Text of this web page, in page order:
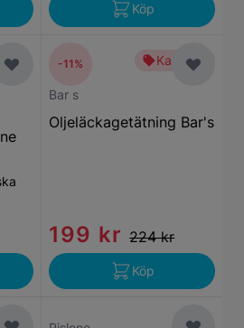
Köp
Kampanj
Bar s
Oljeläckagetätning Bar's
199 kr 224 kr
-11%
Köp